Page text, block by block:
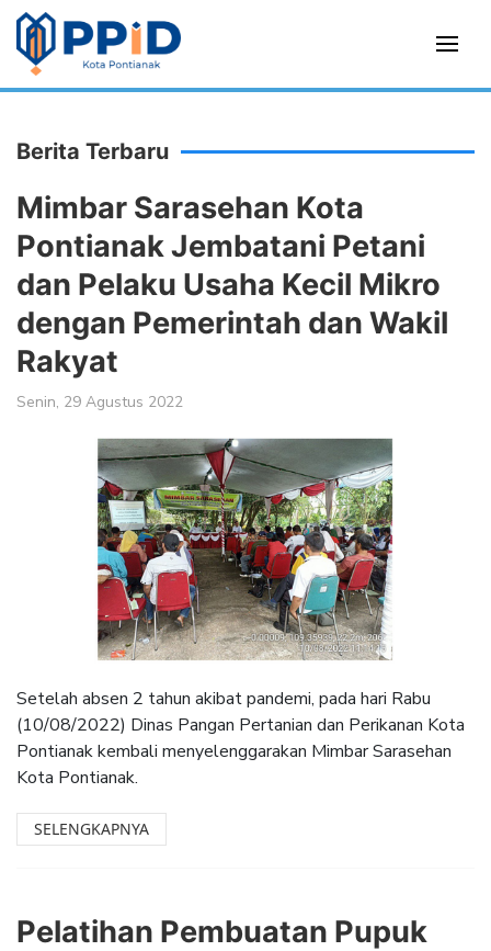
Berita Terbaru
Mimbar Sarasehan Kota
Pontianak Jembatani Petani
dan Pelaku Usaha Kecil Mikro
dengan Pemerintah dan Wakil
Rakyat
Senin, 29 Agustus 2022
Setelah absen 2 tahun akibat pandemi, pada hari Rabu
(10/08/2022) Dinas Pangan Pertanian dan Perikanan Kota
Pontianak kembali menyelenggarakan Mimbar Sarasehan
Kota Pontianak.
SELENGKAPNYA
Pelatihan Pembuatan Pupuk